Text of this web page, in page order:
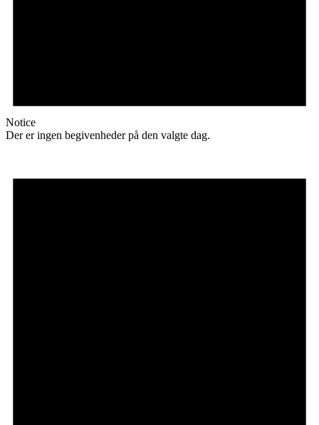
Notice
Der er ingen begivenheder på den valgte dag.